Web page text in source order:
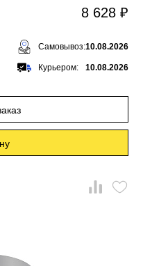
8 628 ₽
Самовывоз:10.08.2026
Курьером: 10.08.2026